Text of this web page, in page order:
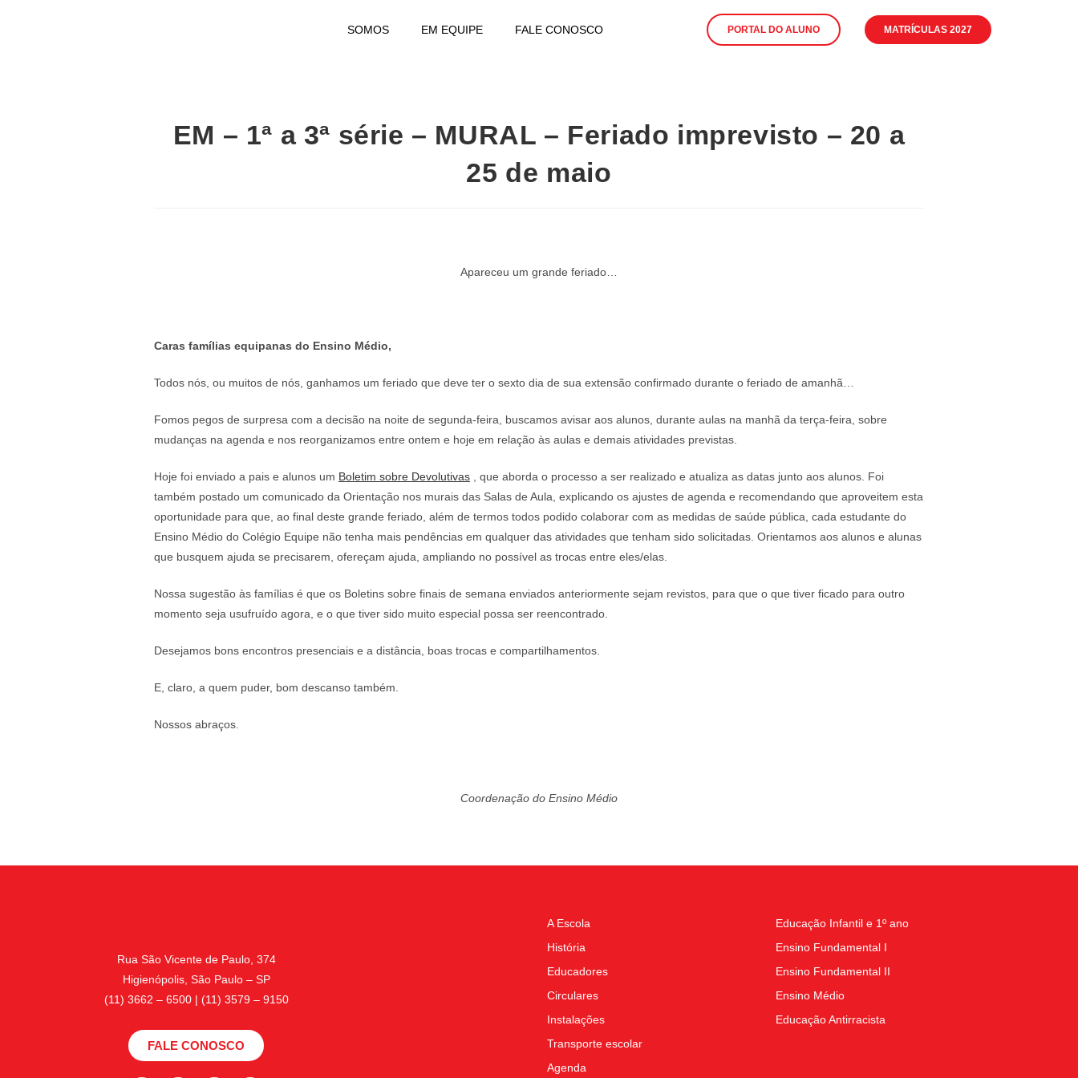
SOMOS EM EQUIPE FALE CONOSCO PORTAL DO ALUNO MATRÍCULAS 2027
EM – 1ª a 3ª série – MURAL – Feriado imprevisto – 20 a
25 de maio
Apareceu um grande feriado…
Caras famílias equipanas do Ensino Médio,
Todos nós, ou muitos de nós, ganhamos um feriado que deve ter o sexto dia de sua extensão confirmado durante o feriado de amanhã…
Fomos pegos de surpresa com a decisão na noite de segunda-feira, buscamos avisar aos alunos, durante aulas na manhã da terça-feira, sobre
mudanças na agenda e nos reorganizamos entre ontem e hoje em relação às aulas e demais atividades previstas.
Hoje foi enviado a pais e alunos um Boletim sobre Devolutivas , que aborda o processo a ser realizado e atualiza as datas junto aos alunos. Foi
também postado um comunicado da Orientação nos murais das Salas de Aula, explicando os ajustes de agenda e recomendando que aproveitem esta
oportunidade para que, ao final deste grande feriado, além de termos todos podido colaborar com as medidas de saúde pública, cada estudante do
Ensino Médio do Colégio Equipe não tenha mais pendências em qualquer das atividades que tenham sido solicitadas. Orientamos aos alunos e alunas
que busquem ajuda se precisarem, ofereçam ajuda, ampliando no possível as trocas entre eles/elas.
Nossa sugestão às famílias é que os Boletins sobre finais de semana enviados anteriormente sejam revistos, para que o que tiver ficado para outro
momento seja usufruído agora, e o que tiver sido muito especial possa ser reencontrado.
Desejamos bons encontros presenciais e a distância, boas trocas e compartilhamentos.
E, claro, a quem puder, bom descanso também.
Nossos abraços.
Coordenação do Ensino Médio
Rua São Vicente de Paulo, 374
Higienópolis, São Paulo – SP
(11) 3662 – 6500 | (11) 3579 – 9150
FALE CONOSCO
A Escola
História
Educadores
Circulares
Instalações
Transporte escolar
Agenda
Educação Infantil e 1º ano
Ensino Fundamental I
Ensino Fundamental II
Ensino Médio
Educação Antirracista